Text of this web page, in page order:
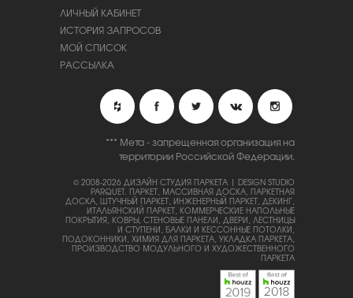
ЛИЧНЫЙ КАБИНЕТ
ИСТОРИЯ ЗАПРОСОВ
МОЙ СПИСОК
РАССЫЛКА
*** Мета - запрещенная организация на
территории Российской Федерации.
© 2008-2026 ДИЗАЙН СТУДИЯ ПАРКЕТА | DESIGN STUDIO
PARQUET. ПАРКЕТ, МАССИВНАЯ ДОСКА, ПАРКЕТНАЯ
ДОСКА, ШТУЧНЫЙ ПАРКЕТ, ИНЖЕНЕРНЫЙ ПАРКЕТ, ДЕКИНГ,
ИТАЛЬЯНСКИЙ ПАРКЕТ, КОММЕРЧЕСКИЕ НАПОЛЬНЫЕ
ПОКРЫТИЯ, КОВРЫ, СТЕНОВЫЕ ПАНЕЛИ, ДВЕРИ, ЛЕСТНИЦЫ
И СТУПЕНИ, БАЛКИ И КЕССОННЫЕ ПОТОЛКИ,
ПОДОКОННИКИ, ХИМИЯ ДЛЯ ПАРКЕТА, УКЛАДКА ПАРКЕТА,
ПРОИЗВОДСТВО МОДУЛЬНОГО И ХУДОЖЕСТВЕННОГО
ПАРКЕТА